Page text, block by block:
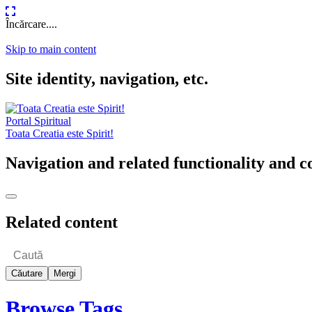
Încărcare....
Skip to main content
Site identity, navigation, etc.
Portal Spiritual
Toata Creatia este Spirit!
Navigation and related functionality and
Related content